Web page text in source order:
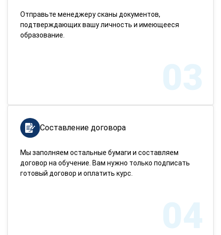
Отправьте менеджеру сканы документов,
подтверждающих вашу личность и имеющееся
образование.
03
Составление договора
Мы заполняем остальные бумаги и составляем
договор на обучение. Вам нужно только подписать
готовый договор и оплатить курс.
04